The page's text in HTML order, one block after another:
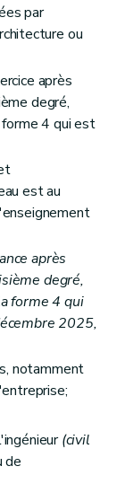
par
ou
après
degré,
4 qui est
est au
après
degré,
forme 4 qui
2025,
notamment
(civil
de